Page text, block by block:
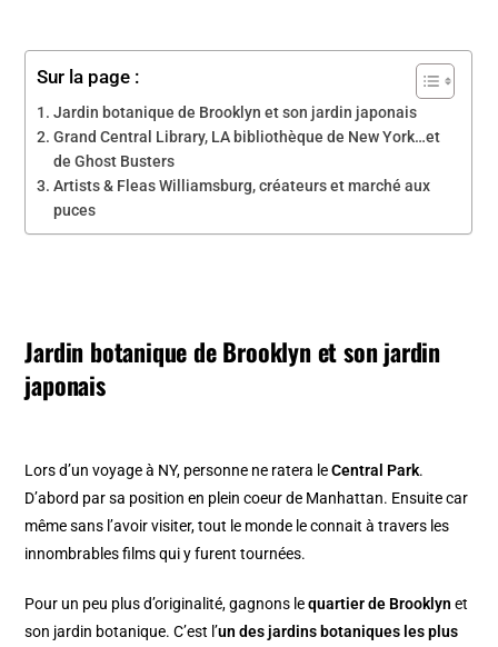
Sur la page :
Jardin botanique de Brooklyn et son jardin japonais
Grand Central Library, LA bibliothèque de New York…et
de Ghost Busters
Artists & Fleas Williamsburg, créateurs et marché aux
puces
Jardin botanique de Brooklyn et son jardin
japonais
Lors d’un voyage à NY, personne ne ratera leCentral Park.
D’abord par sa position en plein coeur de Manhattan. Ensuite car
même sans l’avoir visiter, tout le monde le connait à travers les
innombrables films qui y furent tournées.
Pour un peu plus d’originalité, gagnons lequartier de Brooklyn et
son jardin botanique. C’est l’un des jardins botaniques les plus